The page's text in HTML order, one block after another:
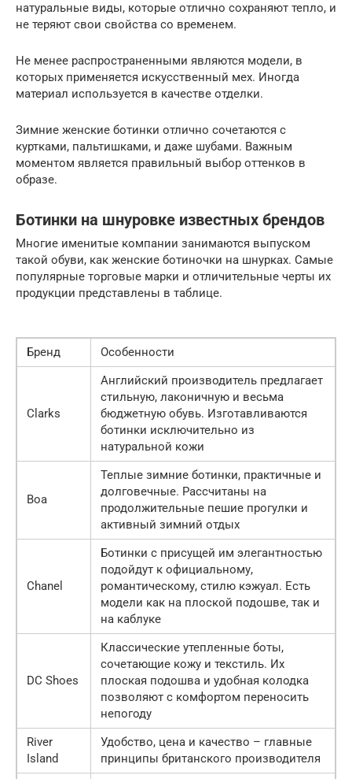
натуральные виды, которые отлично сохраняют тепло, и
не теряют свои свойства со временем.
Не менее распространенными являются модели, в
которых применяется искусственный мех. Иногда
материал используется в качестве отделки.
Зимние женские ботинки отлично сочетаются с
куртками, пальтишками, и даже шубами. Важным
моментом является правильный выбор оттенков в
образе.
Ботинки на шнуровке известных брендов
Многие именитые компании занимаются выпуском
такой обуви, как женские ботиночки на шнурках. Самые
популярные торговые марки и отличительные черты их
продукции представлены в таблице.
Бренд Особенности
Clarks
Английский производитель предлагает
стильную, лаконичную и весьма
бюджетную обувь. Изготавливаются
ботинки исключительно из
натуральной кожи
Boa
Теплые зимние ботинки, практичные и
долговечные. Рассчитаны на
продолжительные пешие прогулки и
активный зимний отдых
Chanel
Ботинки с присущей им элегантностью
подойдут к официальному,
романтическому, стилю кэжуал. Есть
модели как на плоской подошве, так и
на каблуке
DC Shoes
Классические утепленные боты,
сочетающие кожу и текстиль. Их
плоская подошва и удобная колодка
позволяют с комфортом переносить
непогоду
River
Island
Удобство, цена и качество – главные
принципы британского производителя